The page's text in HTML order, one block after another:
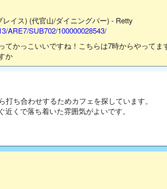
イス) (代官山/ダイニングバー) - Retty
ARE7/SUB702/100000028543/
てかっこいいですね！こちらは7時からやって
か
打ち合わせするためカフェを探しています。
近くで落ち着いた雰囲気がよいです。